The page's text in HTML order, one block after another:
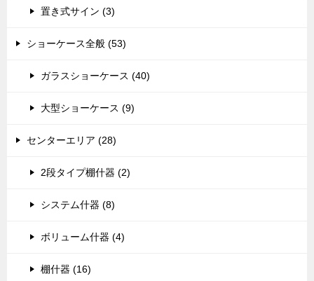
置き式サイン (3)
ショーケース全般 (53)
ガラスショーケース (40)
大型ショーケース (9)
センターエリア (28)
2段タイプ棚什器 (2)
システム什器 (8)
ボリューム什器 (4)
棚什器 (16)